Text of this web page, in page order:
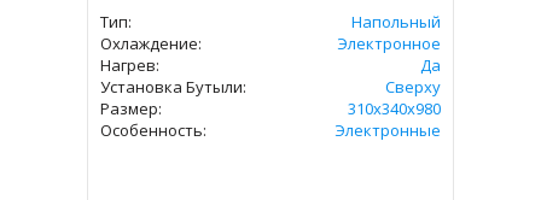
Тип:
Напольный
Охлаждение:
Электронное
Нагрев:
Да
Установка Бутыли:
Сверху
Размер:
310х340х980
Особенность:
Электронные